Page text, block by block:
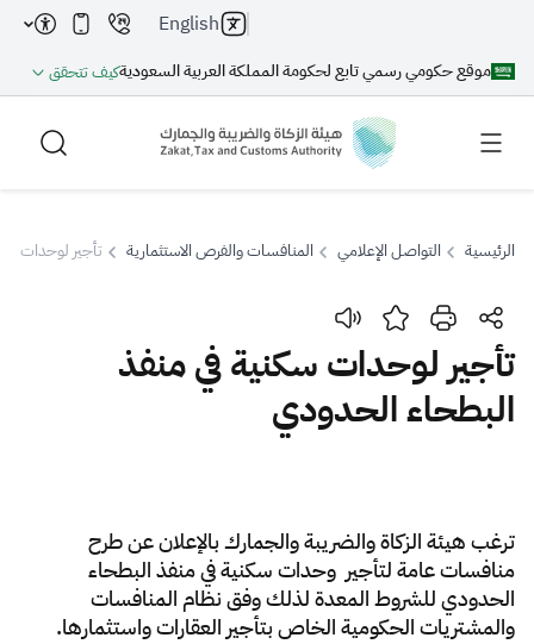
موقع حكومي رسمي تابع لحكومة المملكة العربية السعوديةكيف تتحقق
English
بحث
بحث بحث AI
الزكاة الجمارك
ضريبة القيمة المضافة
الإقرار الضريبي
التصرفات العقارية
الرئيسية التواصل الإعلامي المنافسات والفرص الاستثمارية تأجير لوحدات
تأجير لوحدات سكنية في منفذ
البطحاء الحدودي
ترغب هيئة الزكاة والضريبة والجمارك بالإعلان عن طرح
منافسات عامة لتأجير وحدات سكنية في منفذ البطحاء
الحدودي للشروط المعدة لذلك وفق نظام المنافسات
والمشتريات الحكومية الخاص بتأجير العقارات واستثمارها.